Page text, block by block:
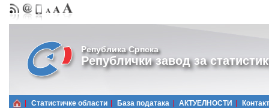
Република Српска
Републички завод за
Статистичке области Базa података АКТУЕЛНОСТИ Контакт